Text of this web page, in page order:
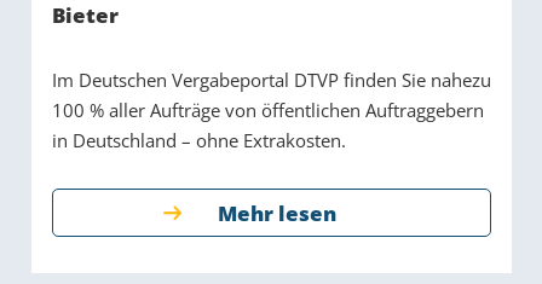
Bieter
Im Deutschen Vergabeportal DTVP finden Sie nahezu
100 % aller Aufträge von öffentlichen Auftraggebern
in Deutschland – ohne Extrakosten.
Mehr lesen